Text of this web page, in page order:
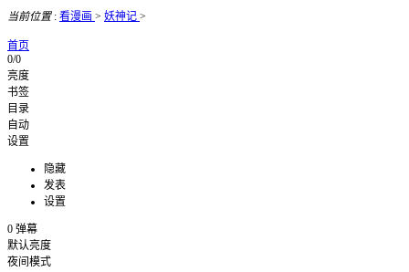
当前位置: 看漫画 > 妖神记 >
首页
0/0
亮度
书签
目录
自动
设置
隐藏
发表
设置
0 弹幕
默认亮度
夜间模式